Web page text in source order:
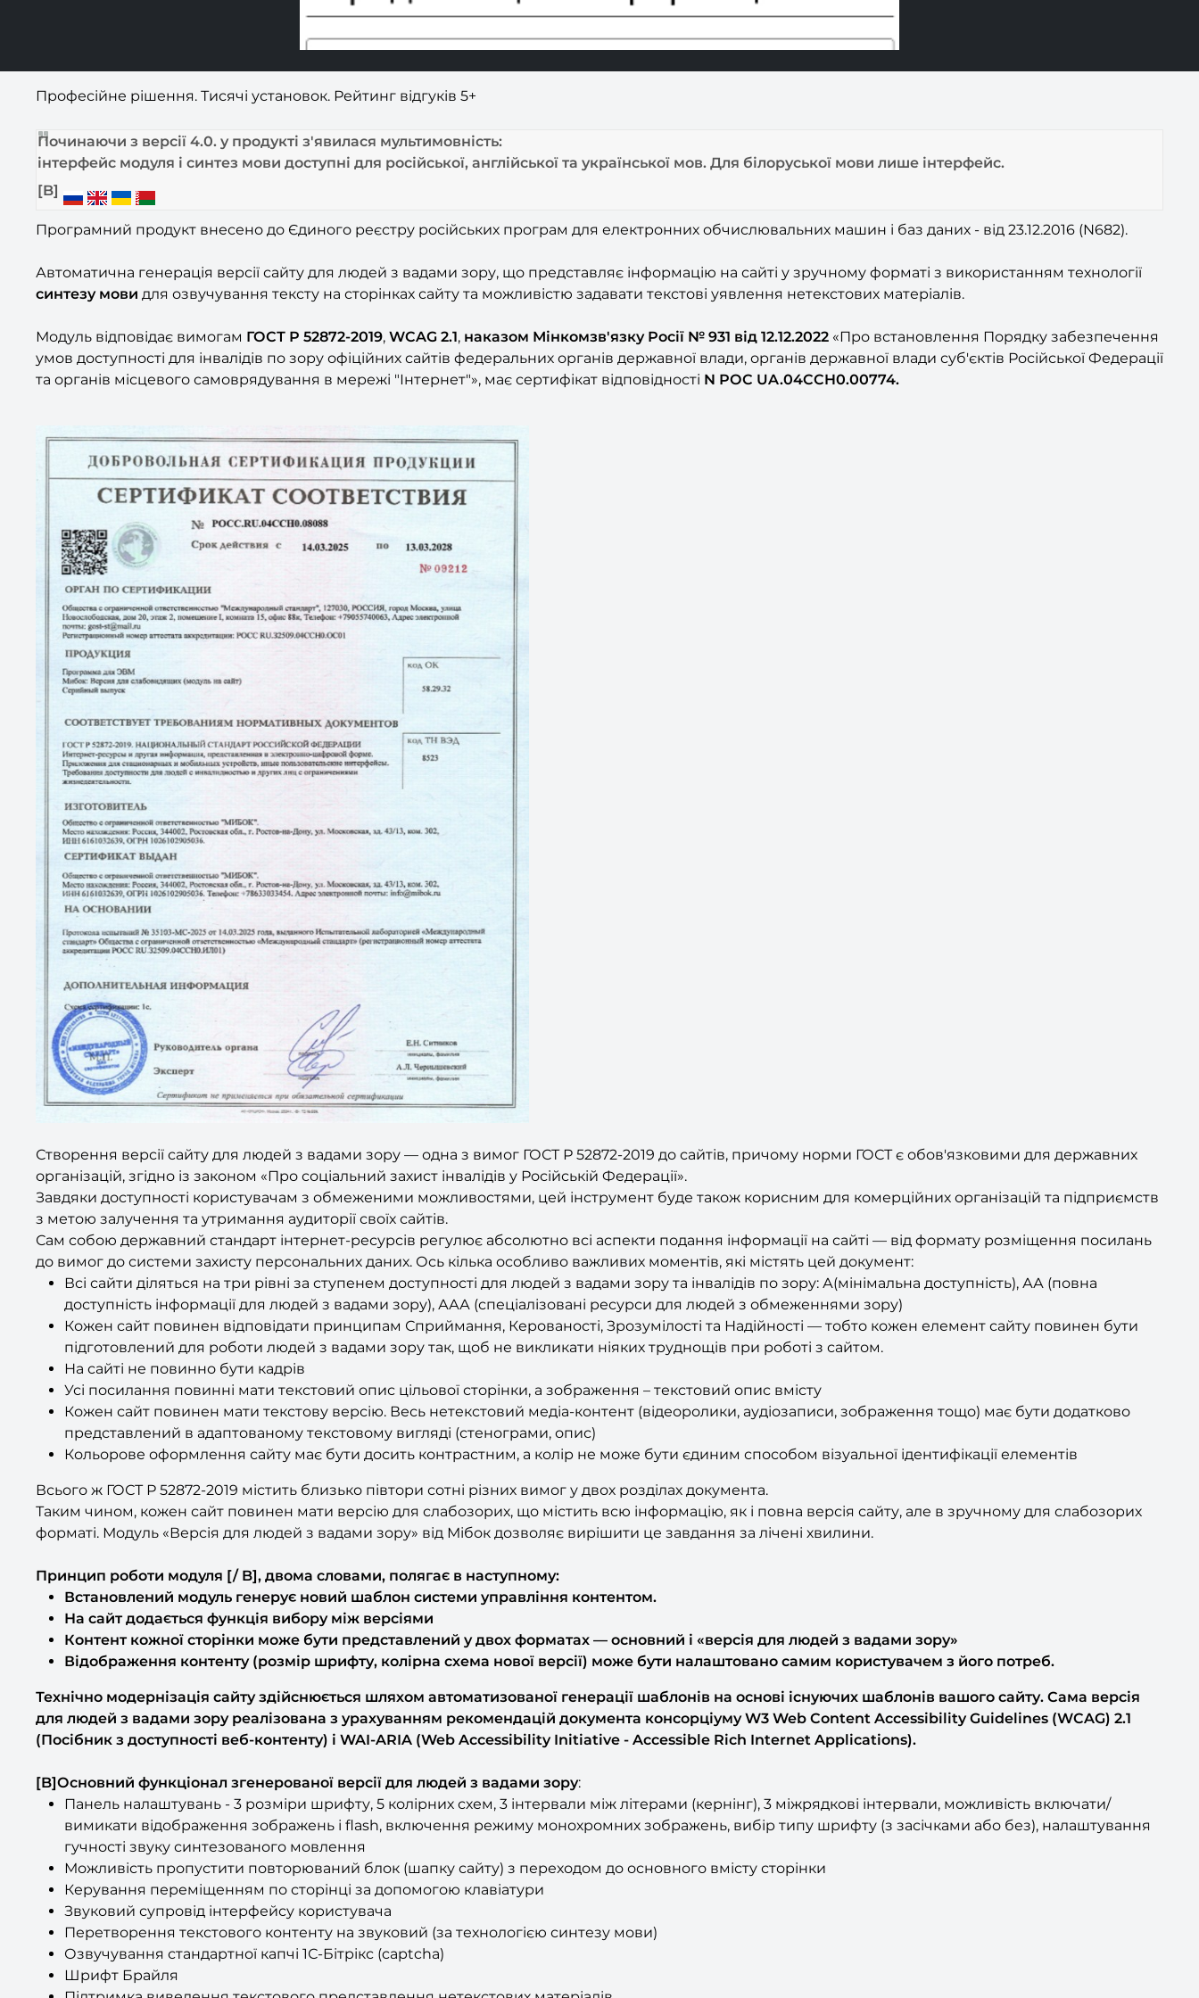
Професійне рішення. Тисячі установок. Рейтинг відгуків 5+
Починаючи з версії 4.0. у продукті з'явилася мультимовність:
інтерфейс модуля і синтез мови доступні для російської, англійської та української мов. Для білоруської мови лише інтерфейс.
[B]
Програмний продукт внесено до Єдиного реєстру російських програм для електронних обчислювальних машин і баз даних - від 23.12.2016 (N682).
Автоматична генерація версії сайту для людей з вадами зору, що представляє інформацію на сайті у зручному форматі з використанням технології
синтезу мови для озвучування тексту на сторінках сайту та можливістю задавати текстові уявлення нетекстових матеріалів.
Модуль відповідає вимогам ГОСТ Р 52872-2019, WCAG 2.1, наказом Мінкомзв'язку Росії № 931 від 12.12.2022 «Про встановлення Порядку забезпечення
умов доступності для інвалідів по зору офіційних сайтів федеральних органів державної влади, органів державної влади суб'єктів Російської Федерації
та органів місцевого самоврядування в мережі "Інтернет"», має сертифікат відповідності N РОС UA.04CCH0.00774.
Створення версії сайту для людей з вадами зору — одна з вимог ГОСТ Р 52872-2019 до сайтів, причому норми ГОСТ є обов'язковими для державних
організацій, згідно із законом «Про соціальний захист інвалідів у Російській Федерації».
Завдяки доступності користувачам з обмеженими можливостями, цей інструмент буде також корисним для комерційних організацій та підприємств
з метою залучення та утримання аудиторії своїх сайтів.
Сам собою державний стандарт інтернет-ресурсів регулює абсолютно всі аспекти подання інформації на сайті — від формату розміщення посилань
до вимог до системи захисту персональних даних. Ось кілька особливо важливих моментів, які містять цей документ:
Всі сайти діляться на три рівні за ступенем доступності для людей з вадами зору та інвалідів по зору: А(мінімальна доступність), АА (повна
доступність інформації для людей з вадами зору), ААА (спеціалізовані ресурси для людей з обмеженнями зору)
Кожен сайт повинен відповідати принципам Сприймання, Керованості, Зрозумілості та Надійності — тобто кожен елемент сайту повинен бути
підготовлений для роботи людей з вадами зору так, щоб не викликати ніяких труднощів при роботі з сайтом.
На сайті не повинно бути кадрів
Усі посилання повинні мати текстовий опис цільової сторінки, а зображення – текстовий опис вмісту
Кожен сайт повинен мати текстову версію. Весь нетекстовий медіа-контент (відеоролики, аудіозаписи, зображення тощо) має бути додатково
представлений в адаптованому текстовому вигляді (стенограми, опис)
Кольорове оформлення сайту має бути досить контрастним, а колір не може бути єдиним способом візуальної ідентифікації елементів
Всього ж ГОСТ Р 52872-2019 містить близько півтори сотні різних вимог у двох розділах документа.
Таким чином, кожен сайт повинен мати версію для слабозорих, що містить всю інформацію, як і повна версія сайту, але в зручному для слабозорих
форматі. Модуль «Версія для людей з вадами зору» від Мібок дозволяє вирішити це завдання за лічені хвилини.
Принцип роботи модуля [/ B], двома словами, полягає в наступному:
Встановлений модуль генерує новий шаблон системи управління контентом.
На сайт додається функція вибору між версіями
Контент кожної сторінки може бути представлений у двох форматах — основний і «версія для людей з вадами зору»
Відображення контенту (розмір шрифту, колірна схема нової версії) може бути налаштовано самим користувачем з його потреб.
Технічно модернізація сайту здійснюється шляхом автоматизованої генерації шаблонів на основі існуючих шаблонів вашого сайту. Сама версія
для людей з вадами зору реалізована з урахуванням рекомендацій документа консорціуму W3 Web Content Accessibility Guidelines (WCAG) 2.1
(Посібник з доступності веб-контенту) і WAI-ARIA (Web Accessibility Initiative - Accessible Rich Internet Applications).
[B]Основний функціонал згенерованої версії для людей з вадами зору:
Панель налаштувань - 3 розміри шрифту, 5 колірних схем, 3 інтервали між літерами (кернінг), 3 міжрядкові інтервали, можливість включати/
вимикати відображення зображень і flash, включення режиму монохромних зображень, вибір типу шрифту (з засічками або без), налаштування
гучності звуку синтезованого мовлення
Можливість пропустити повторюваний блок (шапку сайту) з переходом до основного вмісту сторінки
Керування переміщенням по сторінці за допомогою клавіатури
Звуковий супровід інтерфейсу користувача
Перетворення текстового контенту на звуковий (за технологією синтезу мови)
Озвучування стандартної капчі 1С-Бітрікс (captcha)
Шрифт Брайля